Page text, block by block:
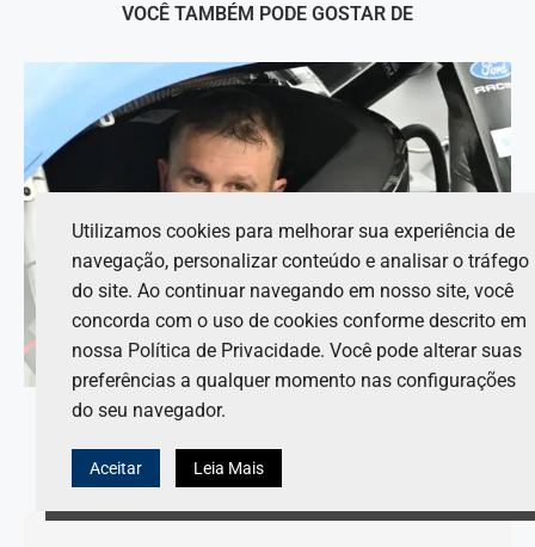
VOCÊ TAMBÉM PODE GOSTAR DE
Dois chefes de equipe de carros são expulsos após
falhas na inspeção da Copa...
8 de agosto de 2026
Utilizamos cookies para melhorar sua experiência de
navegação, personalizar conteúdo e analisar o tráfego
do site. Ao continuar navegando em nosso site, você
concorda com o uso de cookies conforme descrito em
nossa Política de Privacidade. Você pode alterar suas
preferências a qualquer momento nas configurações
do seu navegador.
Aceitar Leia Mais